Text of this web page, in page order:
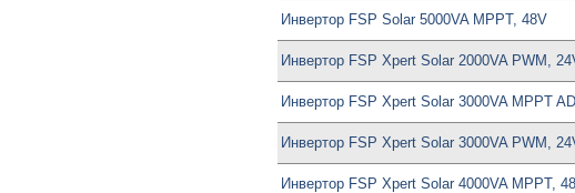
Инвертор FSP Solar 5000VA MPPT, 48V
Инвертор FSP Xpert Solar 2000VA PWM,
Инвертор FSP Xpert Solar 3000VA MPPT
Инвертор FSP Xpert Solar 3000VA PWM,
Инвертор FSP Xpert Solar 4000VA MPPT,